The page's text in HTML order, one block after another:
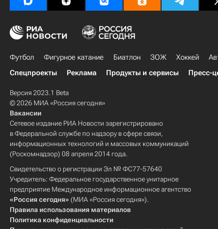
Футбол Фигурное катание Биатлон ЗОЖ Хоккей
Спецпроекты
Реклама Продукты и сервисы Пресс-
Версия 2023.1 Beta
© 2026 МИА «Россия сегодня»
Вакансии
Сетевое издание РИА Новости зарегистрировано
в Федеральной службе по надзору в сфере связи,
информационных технологий и массовых коммуникаций
(Роскомнадзор) 08 апреля 2014 года.
Свидетельство о регистрации Эл № ФС77-57640
Учредитель: Федеральное государственное унитарное
предприятие Международное информационное агентство
«Россия сегодня» (МИА «Россия сегодня»).
Правила использования материалов
Политика конфиденциальности